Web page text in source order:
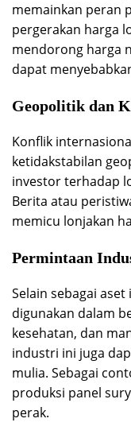
memainkan peran
pergerakan harga
mendorong harga
dapat
Geopolitik dan
Konflik
ketidakstabilan
investor terhadap
Berita atau
memicu lonjakan
Permintaan
Selain sebagai
digunakan dalam
kesehatan, dan
industri ini juga
mulia. Sebagai
produksi panel
perak.